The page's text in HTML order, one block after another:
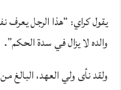
يقول كراي: “هذا الرجل يعرف
والده لا يزال في سدة الحكم”.